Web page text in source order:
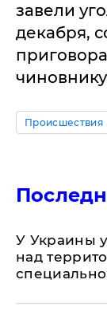
завели
декабря,
Происшествия
У Украины
над